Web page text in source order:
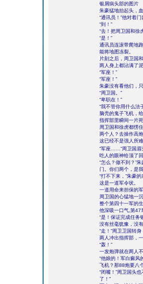
银屑病头部的图片
朱豪猛地抬起头，
“通讯员！”他对着
“到！”
“去！把周卫国和徐
“是！”
通讯员连滚带爬地
能将地图冻裂。
片刻之后，周卫国
两人身上都沾满了
“军座！”
“军座！”
朱豪没有看他们，
“周卫国。”
“卑职在！”
“我不管你用什么法
脑壳的鬼子飞机，
指挥部里瞬间一片
周卫国和徐虎都愣
两个人？去操作高
这已经不是强人所
“军座……”周卫国眉
吃人的眼神给顶了
“怎么？做不到？”
门。你们两个，是
“打不下来，”朱豪
这是一道军令状。
一道用命来担保的
周卫国的心猛地一
整个第四十一军的
他深吸一口气,第47
“是！保证完成任务
没有丝毫犹豫，没
“走！”周卫卫国转
两人冲出指挥部，
“轰！”
一发炮弹就在两人
“他娘的！军白癜风
飞机？那88炮要八
“闭嘴！”周卫国头
了！”